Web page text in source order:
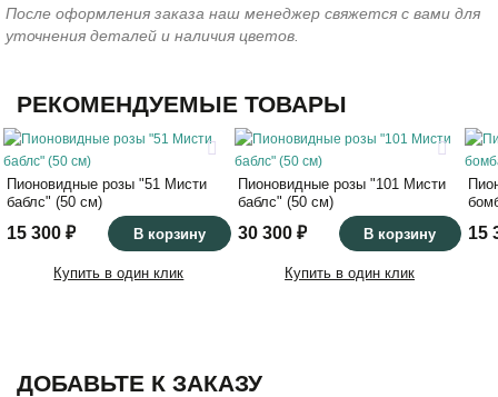
После оформления заказа наш менеджер свяжется с вами для
уточнения деталей и наличия цветов.
РЕКОМЕНДУЕМЫЕ ТОВАРЫ
Пионовидные розы "51 Мисти
баблс" (50 см)
15 300 ₽ В корзину
Купить в один клик
Пионовидные розы "101 Мисти
баблс" (50 см)
30 300 ₽ В корзину
Купить в один клик
15
ДОБАВЬТЕ К ЗАКАЗУ